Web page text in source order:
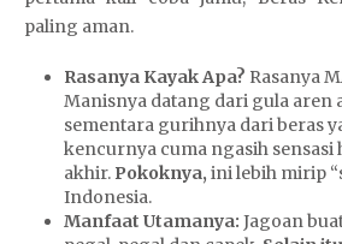
paling aman.
Rasanya Kayak Apa? Rasanya
Manisnya datang dari gula aren
sementara gurihnya dari beras
kencurnya cuma ngasih sensasi
akhir. Pokoknya, ini lebih mirip
Indonesia.
Manfaat Utamanya: Jagoan